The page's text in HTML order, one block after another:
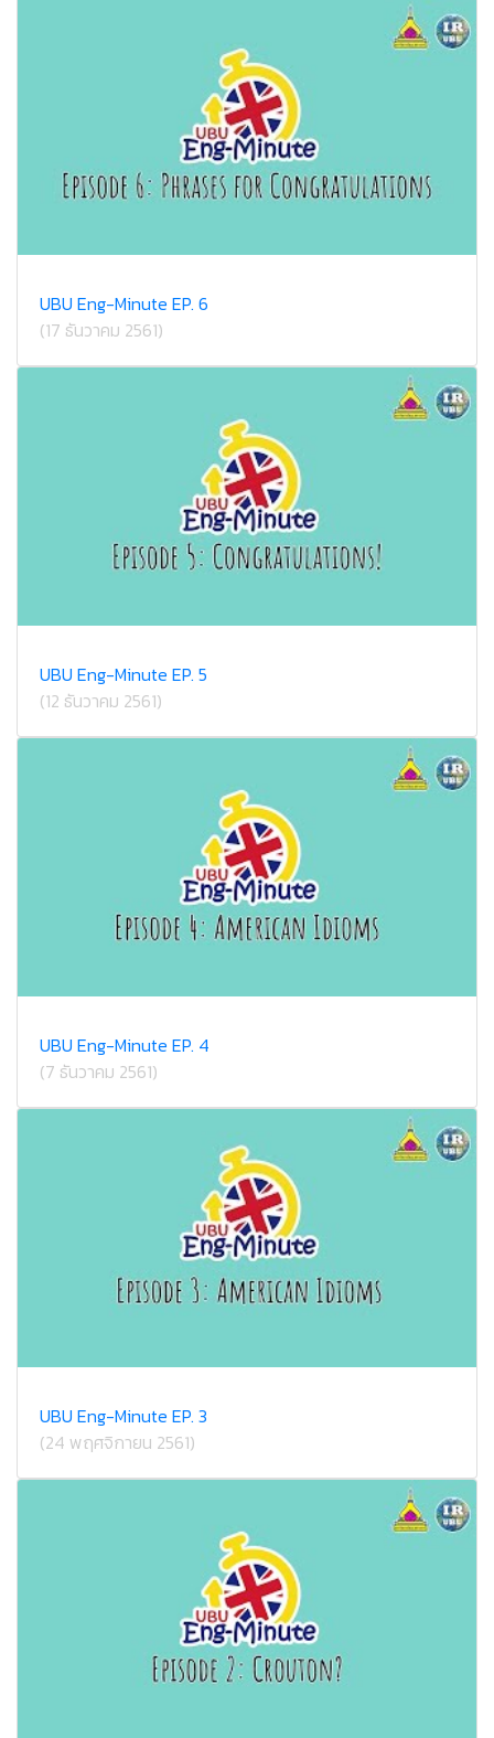
UBU Eng-Minute EP. 6
(17 ธันวาคม 2561)
UBU Eng-Minute EP. 5
(12 ธันวาคม 2561)
UBU Eng-Minute EP. 4
(7 ธันวาคม 2561)
UBU Eng-Minute EP. 3
(24 พฤศจิกายน 2561)